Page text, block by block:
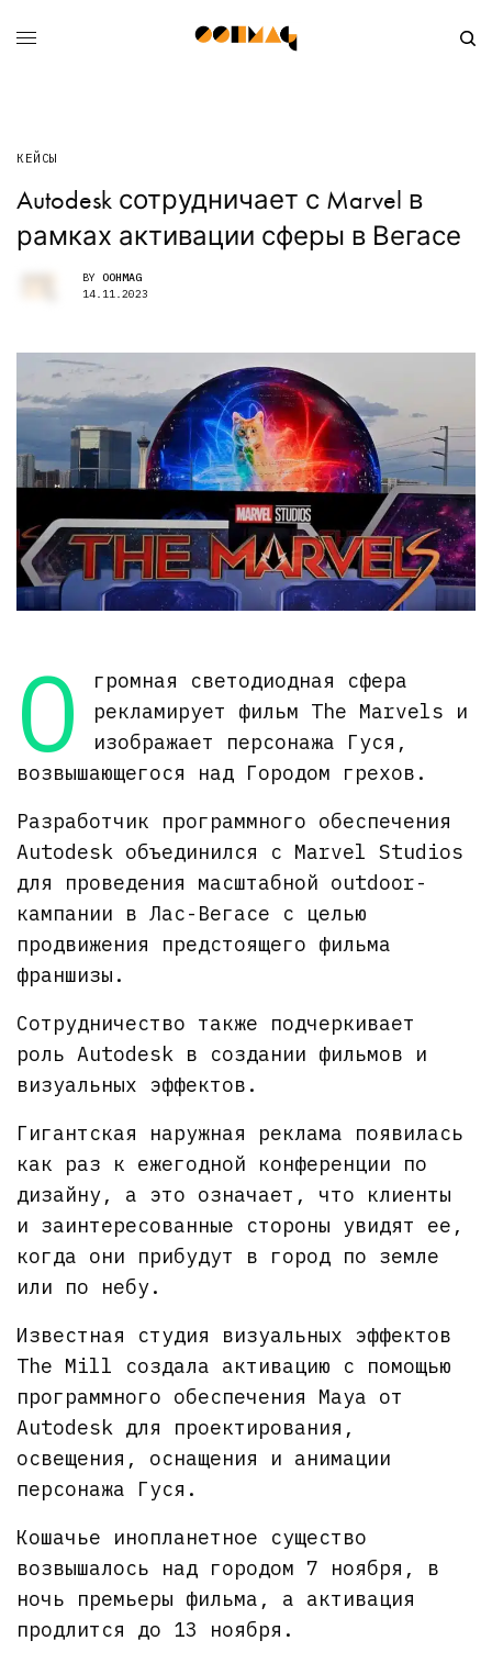
КЕЙСЫ
Autodesk сотрудничает с Marvel в
рамках активации сферы в Вегасе
BY OOHMAG
14.11.2023
О
громная светодиодная сфера
рекламирует фильм The Marvels и
изображает персонажа Гуся,
возвышающегося над Городом грехов.
Разработчик программного обеспечения
Autodesk объединился с Marvel Studios
для проведения масштабной outdoor-
кампании в Лас-Вегасе с целью
продвижения предстоящего фильма
франшизы.
Сотрудничество также подчеркивает
роль Autodesk в создании фильмов и
визуальных эффектов.
Гигантская наружная реклама появилась
как раз к ежегодной конференции по
дизайну, а это означает, что клиенты
и заинтересованные стороны увидят ее,
когда они прибудут в город по земле
или по небу.
Известная студия визуальных эффектов
The Mill создала активацию с помощью
программного обеспечения Maya от
Autodesk для проектирования,
освещения, оснащения и анимации
персонажа Гуся.
Кошачье инопланетное существо
возвышалось над городом 7 ноября, в
ночь премьеры фильма, а активация
продлится до 13 ноября.